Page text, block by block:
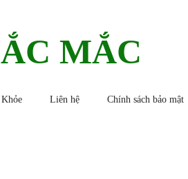
MẮC
Liên hệ Chính sách bảo mật